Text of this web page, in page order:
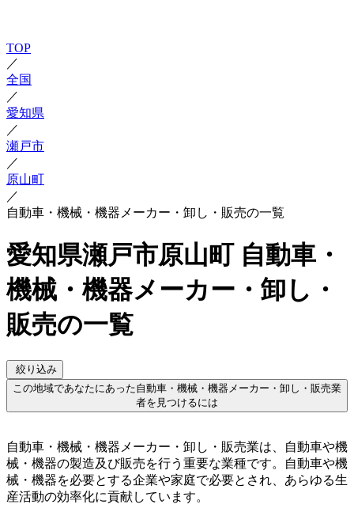
TOP
／
全国
／
愛知県
／
瀬戸市
／
原山町
／
自動車・機械・機器メーカー・卸し・販売の一覧
愛知県瀬戸市原山町 自動車・
機械・機器メーカー・卸し・
販売の一覧
絞り込み
この地域であなたにあった自動車・機械・機器メーカー・卸し・販売業
者を見つけるには
自動車・機械・機器メーカー・卸し・販売業は、自動車や機
械・機器の製造及び販売を行う重要な業種です。自動車や機
械・機器を必要とする企業や家庭で必要とされ、あらゆる生
産活動の効率化に貢献しています。